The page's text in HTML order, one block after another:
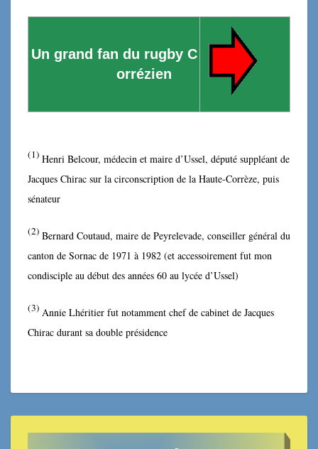
Un grand fan du rugby C
orrézien
(1) Henri Belcour, médecin et maire d’Ussel, député suppléant de
Jacques Chirac sur la circonscription de la Haute-Corrèze, puis
sénateur
(2) Bernard Coutaud, maire de Peyrelevade, conseiller général du
canton de Sornac de 1971 à 1982 (et accessoirement fut mon
condisciple au début des années 60 au lycée d’Ussel)
(3) Annie Lhéritier fut notamment chef de cabinet de Jacques
Chirac durant sa double présidence